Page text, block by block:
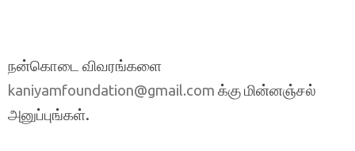
நன்கொடை விவரங்களை
kaniyamfoundation@gmail.com க்கு மின்னஞ்சல்
அனுப்புங்கள்.